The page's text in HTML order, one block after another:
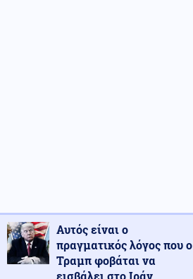
Αυτός είναι ο
πραγματικός λόγος που ο
Τραμπ φοβάται να
εισβάλει στο Ιράν